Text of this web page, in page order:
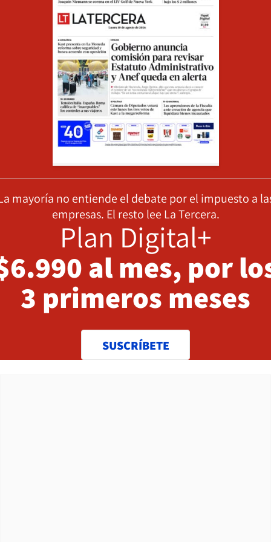
mayoría no entiende el debate por el impuesto a
empresas. El resto lee La Tercera.
Plan Digital+
al mes, por
3 primeros meses
SUSCRÍBETE